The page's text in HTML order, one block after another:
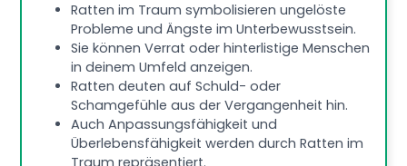
Ratten im Traum symbolisieren ungelöste
Probleme und Ängste im Unterbewusstsein.
Sie können Verrat oder hinterlistige Menschen
in deinem Umfeld anzeigen.
Ratten deuten auf Schuld- oder
Schamgefühle aus der Vergangenheit hin.
Auch Anpassungsfähigkeit und
Überlebensfähigkeit werden durch Ratten im